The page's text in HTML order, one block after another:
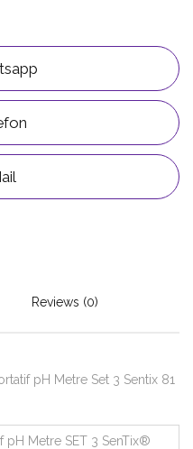
Reviews (0)
pH Metre Set 3 Sentix 81
pH Metre SET 3 SenTix®